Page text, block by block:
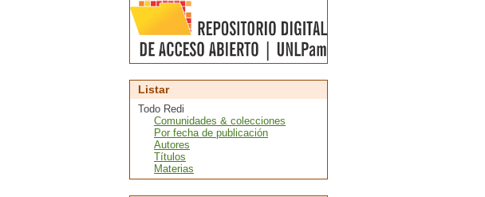
Listar
Todo Redi
Comunidades & colecciones
Por fecha de publicación
Autores
Títulos
Materias